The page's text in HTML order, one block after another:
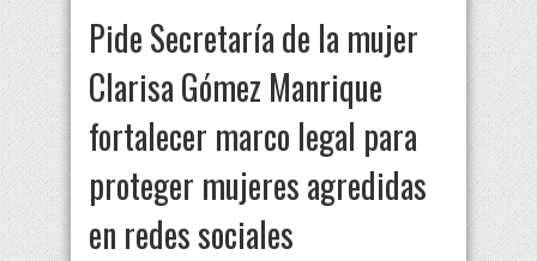
Pide Secretaría de la mujer
Clarisa Gómez Manrique
fortalecer marco legal para
proteger mujeres agredidas
en redes sociales